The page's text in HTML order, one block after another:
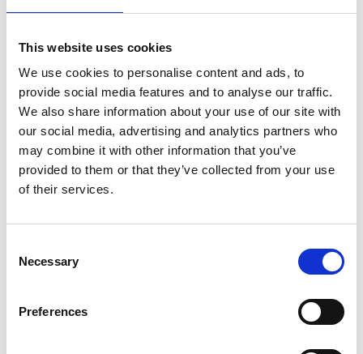
This website uses cookies
We use cookies to personalise content and ads, to
provide social media features and to analyse our traffic.
We also share information about your use of our site with
our social media, advertising and analytics partners who
may combine it with other information that you’ve
provided to them or that they’ve collected from your use
of their services.
Selection
Necessary
Preferences